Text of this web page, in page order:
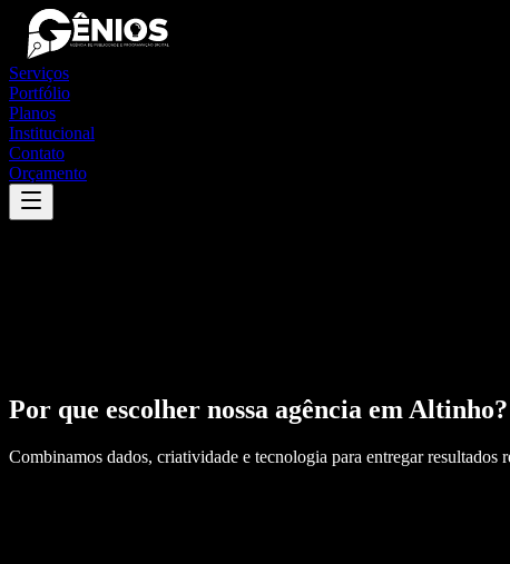
Serviços
Portfólio
Planos
Institucional
Contato
Orçamento
Por que escolher nossa agência em Altinho?
Combinamos dados, criatividade e tecnologia para entregar resultados